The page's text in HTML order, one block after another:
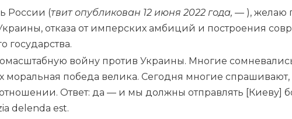
России (твит опубликован 12 июня 2022 года, — ), желаю
отказа от имперских амбиций и построения
государства.
войну против Украины. Многие
моральная победа велика. Сегодня многие
Ответ: да — и мы должны отправлять [Киеву]
delenda est.